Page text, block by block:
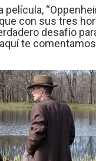
película,
con sus tres
desafío
te